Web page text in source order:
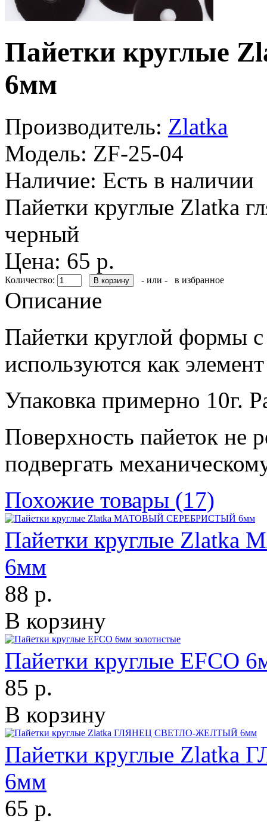
Пайетки
6мм
Производитель: Zlatka
Модель: ZF-25-04
Наличие: Есть в наличии
Пайетки круглые Zlatka
черный
Цена: 65 р.
Количество: - или - в избранное
Описание
Пайетки круглой формы
используются как
Упаковка примерно 10г.
Поверхность пайеток не
подвергать
Похожие товары (17)
Пайетки круглые
6мм
88 р.
В корзину
Пайетки круглые EFCO
85 р.
В корзину
Пайетки круглые
6мм
65 р.